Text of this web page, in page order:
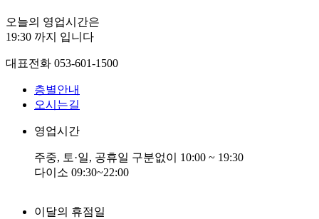
오늘의 영업시간은
19:30 까지 입니다
대표전화 053-601-1500
층별안내
오시는길
영업시간
주중, 토·일, 공휴일 구분없이 10:00 ~ 19:30
다이소 09:30~22:00
이달의 휴점일